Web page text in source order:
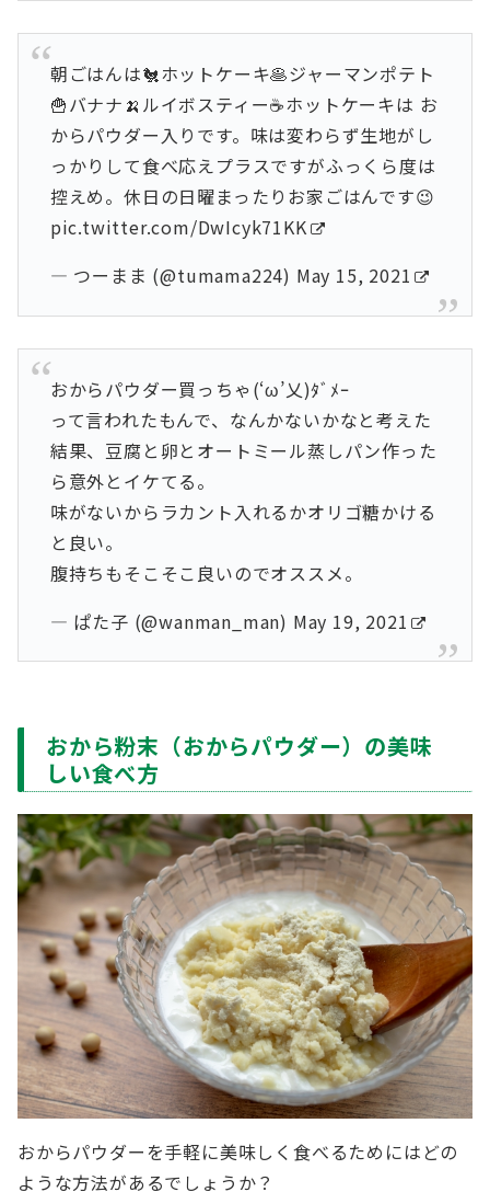
朝ごはんは🐔ホットケーキ🥞ジャーマンポテト
🍟バナナ🍌ルイボスティー☕️ホットケーキは お
からパウダー入りです。味は変わらず生地がし
っかりして食べ応えプラスですがふっくら度は
控えめ。休日の日曜まったりお家ごはんです😉
pic.twitter.com/DwIcyk71KK
— つーまま (@tumama224) May 15, 2021
おからパウダー買っちゃ(‘ω’乂)ﾀﾞﾒｰ
って言われたもんで、なんかないかなと考えた
結果、豆腐と卵とオートミール蒸しパン作った
ら意外とイケてる。
味がないからラカント入れるかオリゴ糖かける
と良い。
腹持ちもそこそこ良いのでオススメ。
— ぱた子 (@wanman_man) May 19, 2021
おから粉末（おからパウダー）の美味
しい食べ方
おからパウダーを手軽に美味しく食べるためにはどの
ような方法があるでしょうか？